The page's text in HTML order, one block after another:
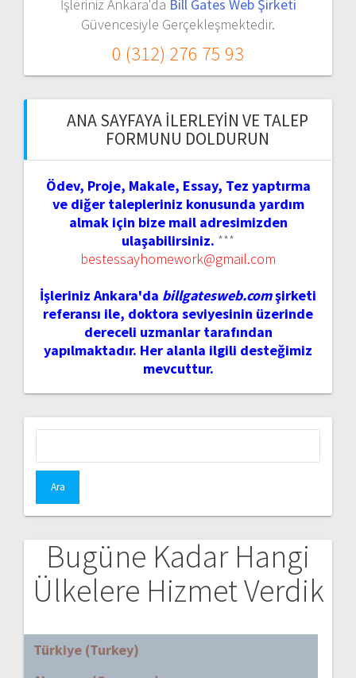
İşleriniz Ankara'da Bill Gates Web Şirketi
Güvencesiyle Gerçekleşmektedir.
0 (312) 276 75 93
ANA SAYFAYA İLERLEYIN VE TALEP
FORMUNU DOLDURUN
Ödev, Proje, Makale, Essay, Tez yaptırma
ve diğer talepleriniz konusunda yardım
almak için bize mail adresimizden
ulaşabilirsiniz. ***
bestessayhomework@gmail.com
İşleriniz Ankara'da billgatesweb.comşirketi
referansı ile, doktora seviyesinin üzerinde
dereceli uzmanlar tarafından
yapılmaktadır. Her alanla ilgili desteğimiz
mevcuttur.
Bugüne Kadar Hangi
Ülkelere Hizmet Verdik
Türkiye (Turkey)